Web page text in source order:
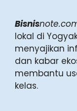
Bisnis
lokal di
menyajikan
dan kabar
membantu
kelas.